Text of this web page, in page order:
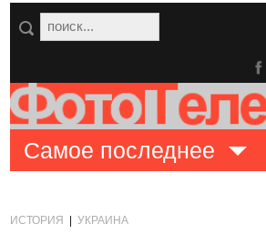
Самое последнее
ИСТОРИЯ |УКРАИНА